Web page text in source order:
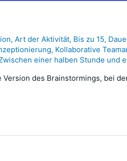
,Art der Aktivität, Bis zu 15,
, Kollaborative
einer halben Stunde und
des Brainstormings, bei